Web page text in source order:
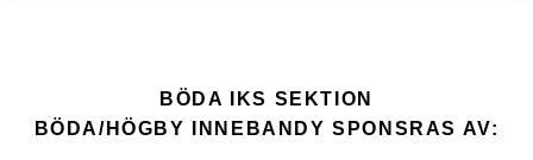
BÖDA IKS SEKTION
BÖDA/HÖGBY INNEBANDY SPONSRAS AV: